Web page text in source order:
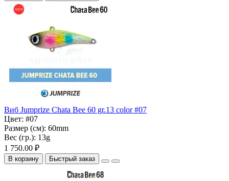
Виб Jumprize Chata Bee 60 gr.13 color #07
Цвет: #07
Размер (см): 60mm
Вес (гр.): 13g
1 750.00 ₽
В корзину Быстрый заказ